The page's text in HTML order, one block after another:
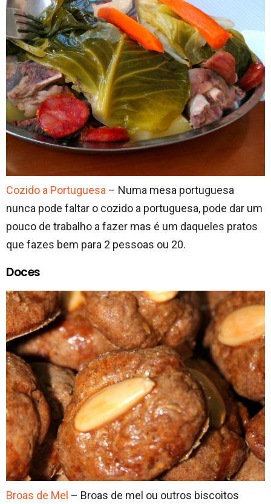
Cozido a Portuguesa – Numa mesa portuguesa
nunca pode faltar o cozido a portuguesa, pode dar um
pouco de trabalho a fazer mas é um daqueles pratos
que fazes bem para 2 pessoas ou 20.
Doces
Broas de Mel – Broas de mel ou outros biscoitos